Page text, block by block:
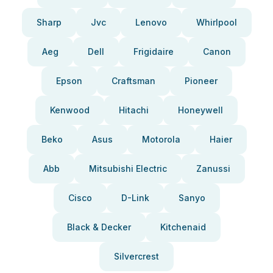
Sharp Jvc Lenovo Whirlpool
Aeg Dell Frigidaire Canon
Epson Craftsman Pioneer
Kenwood Hitachi Honeywell
Beko Asus Motorola Haier
Abb Mitsubishi Electric Zanussi
Cisco D-Link Sanyo
Black & Decker Kitchenaid
Silvercrest